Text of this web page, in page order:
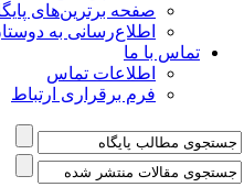
صفحه برترین‌های پایگاه
اطلاع‌رسانی به دوستان
تماس با ما
اطلاعات تماس
فرم برقراری ارتباط